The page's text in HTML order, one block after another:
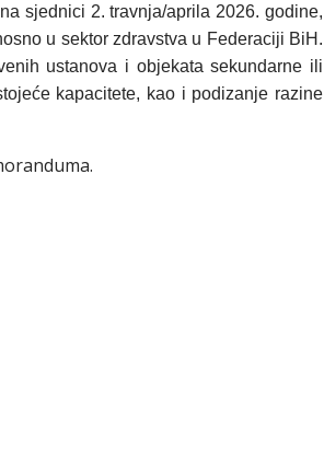
sjednici 2. travnja/aprila 2026. godine,
u sektor zdravstva u Federaciji BiH.
ustanova i objekata sekundarne ili
kapacitete, kao i podizanje razine